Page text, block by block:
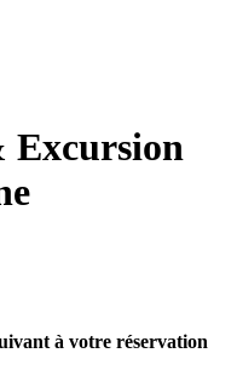
Excursion
à votre réservation